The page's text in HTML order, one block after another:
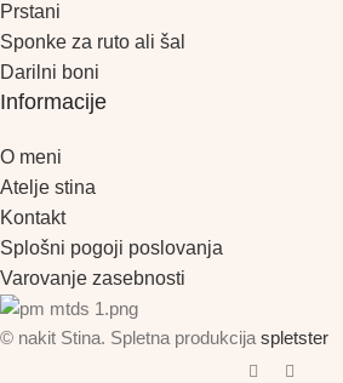
Prstani
Sponke za ruto ali šal
Darilni boni
Informacije
O meni
Atelje stina
Kontakt
Splošni pogoji poslovanja
Varovanje zasebnosti
© nakit Stina. Spletna produkcija spletster